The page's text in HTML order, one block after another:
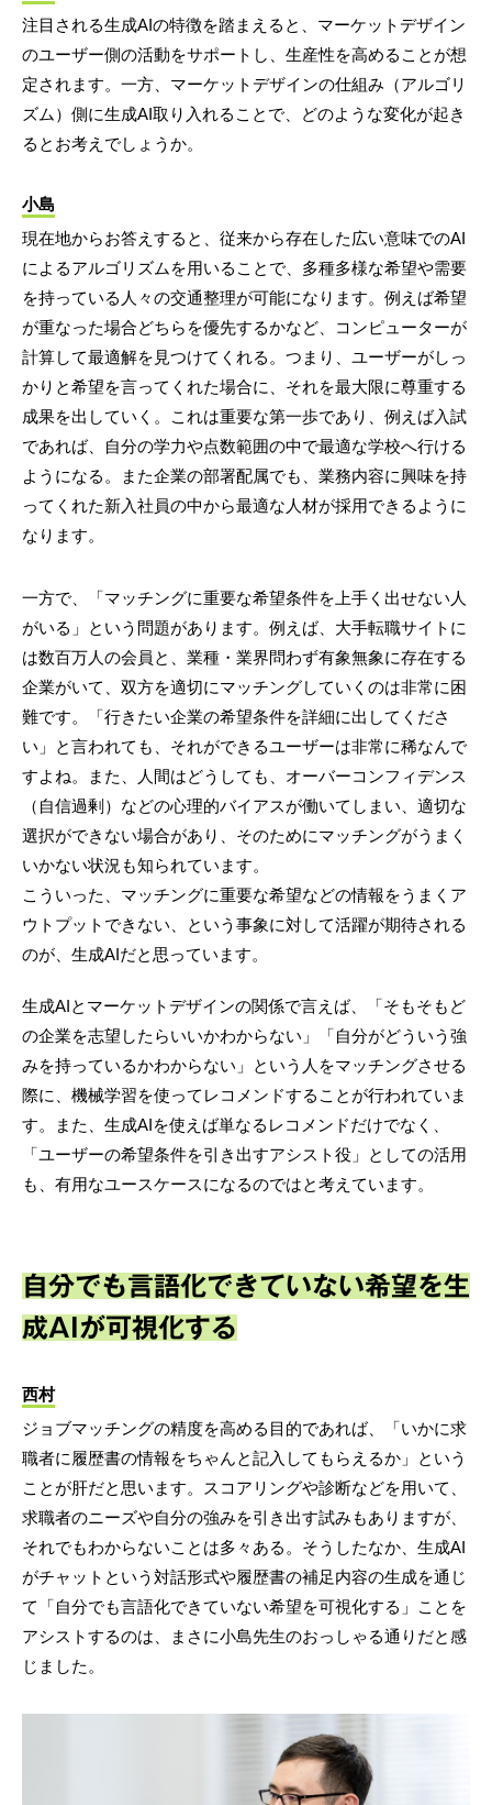
注目される生成AIの特徴を踏まえると、マーケットデザイン
のユーザー側の活動をサポートし、生産性を高めることが想
定されます。一方、マーケットデザインの仕組み（アルゴリ
ズム）側に生成AI取り入れることで、どのような変化が起き
るとお考えでしょうか。
小島
現在地からお答えすると、従来から存在した広い意味でのAI
によるアルゴリズムを用いることで、多種多様な希望や需要
を持っている人々の交通整理が可能になります。例えば希望
が重なった場合どちらを優先するかなど、コンピューターが
計算して最適解を見つけてくれる。つまり、ユーザーがしっ
かりと希望を言ってくれた場合に、それを最大限に尊重する
成果を出していく。これは重要な第一歩であり、例えば入試
であれば、自分の学力や点数範囲の中で最適な学校へ行ける
ようになる。また企業の部署配属でも、業務内容に興味を持
ってくれた新入社員の中から最適な人材が採用できるように
なります。
一方で、「マッチングに重要な希望条件を上手く出せない人
がいる」という問題があります。例えば、大手転職サイトに
は数百万人の会員と、業種・業界問わず有象無象に存在する
企業がいて、双方を適切にマッチングしていくのは非常に困
難です。「行きたい企業の希望条件を詳細に出してくださ
い」と言われても、それができるユーザーは非常に稀なんで
すよね。また、人間はどうしても、オーバーコンフィデンス
（自信過剰）などの心理的バイアスが働いてしまい、適切な
選択ができない場合があり、そのためにマッチングがうまく
いかない状況も知られています。
こういった、マッチングに重要な希望などの情報をうまくア
ウトプットできない、という事象に対して活躍が期待される
のが、生成AIだと思っています。
生成AIとマーケットデザインの関係で言えば、「そもそもど
の企業を志望したらいいかわからない」「自分がどういう強
みを持っているかわからない」という人をマッチングさせる
際に、機械学習を使ってレコメンドすることが行われていま
す。また、生成AIを使えば単なるレコメンドだけでなく、
「ユーザーの希望条件を引き出すアシスト役」としての活用
も、有用なユースケースになるのではと考えています。
自分でも言語化できていない希望を生
成AIが可視化する
西村
ジョブマッチングの精度を高める目的であれば、「いかに求
職者に履歴書の情報をちゃんと記入してもらえるか」という
ことが肝だと思います。スコアリングや診断などを用いて、
求職者のニーズや自分の強みを引き出す試みもありますが、
それでもわからないことは多々ある。そうしたなか、生成AI
がチャットという対話形式や履歴書の補足内容の生成を通じ
て「自分でも言語化できていない希望を可視化する」ことを
アシストするのは、まさに小島先生のおっしゃる通りだと感
じました。